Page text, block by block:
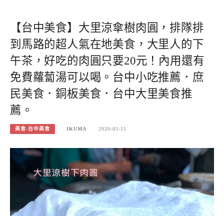
【台中美食】大里涼傘樹肉圓，排隊排
到馬路的超人氣在地美食，大里人的下
午茶，好吃的肉圓只要20元！內用還有
免費蘿蔔湯可以喝。台中小吃推薦．庶
民美食．銅板美食．台中大里美食推
薦。
美食-台中美食 IKUMA 2020-03-15